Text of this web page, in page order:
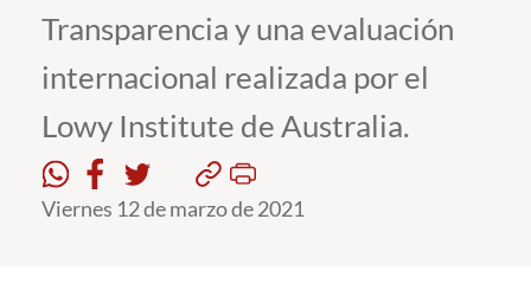
Estudiantes
Académicos
Funcionarios
Alumni
Transparencia y una evaluación
internacional realizada por el
Lowy Institute de Australia.
Viernes 12 de marzo de 2021